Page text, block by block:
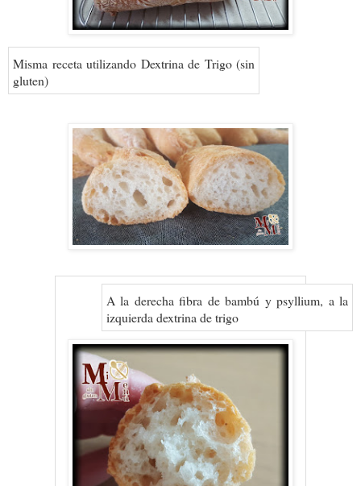
Misma receta utilizando Dextrina de Trigo (sin
gluten)
A la derecha fibra de bambú y psyllium, a la
izquierda dextrina de trigo